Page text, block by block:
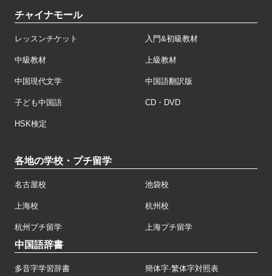
チャイナモール
レッスンチケット 入門&初級教材
中級教材 上級教材
中国現代文学 中国語翻訳版
子ども中国語 CD・DVD
HSK検定
各地の学校・プチ留学
名古屋校 池袋校
上海校 杭州校
杭州プチ留学 上海プチ留学
中国語辞書
多音字学習辞書 簡体字·繁体字対照表